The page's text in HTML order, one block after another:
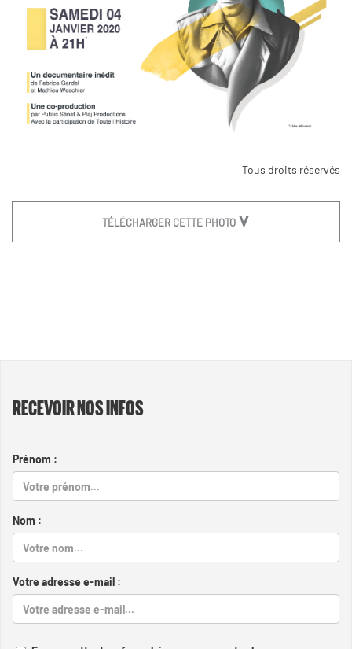
Tous droits réservés
TÉLÉCHARGER CETTE PHOTO
RECEVOIR NOS INFOS
Prénom :
Nom :
Votre adresse e-mail :